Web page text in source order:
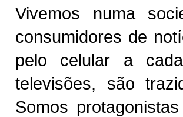
Vivemos numa
consumidores de
pelo celular a
televisões, são
Somos